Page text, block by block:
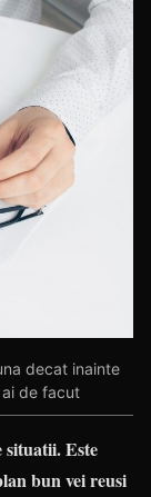
decat inainte
de facut
Este
bun vei reusi